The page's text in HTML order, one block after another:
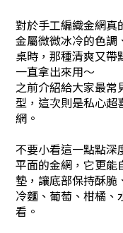
對於手工編織金網真
金屬微微冰冷的色調
桌時，那種清爽又
一直拿出來用～
之前介紹給大家最常
型，這次則是私心超
網。
不要小看這一點點深
平面的金網，它更能
墊，讓底部保持酥脆
冷麵、葡萄、柑橘、
看。